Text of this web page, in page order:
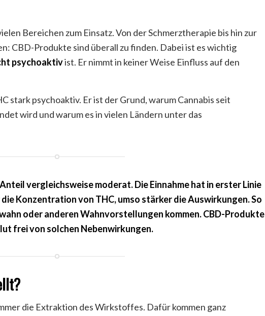
Bereichen zum Einsatz. Von der Schmerztherapie bis hin zur
CBD-Produkte sind überall zu finden. Dabei ist es wichtig
psychoaktivist. Er nimmt in keiner Weise Einfluss auf den
stark psychoaktiv. Er ist der Grund, warum Cannabis seit
wird und warum es in vielen Ländern unter das
vergleichsweise moderat. Die Einnahme hat in erster Linie
Konzentration von THC, umso stärker die Auswirkungen. So
oder anderen Wahnvorstellungen kommen. CBD-Produkte
frei von solchen Nebenwirkungen.
die Extraktion des Wirkstoffes. Dafür kommen ganz